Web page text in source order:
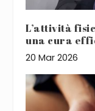
L’attività
una cura
20 Mar 2026